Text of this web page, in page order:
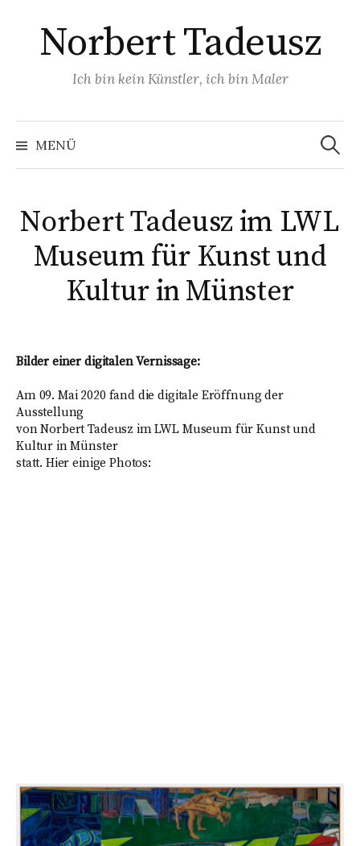
Inhalt
überspringen
Norbert Tadeusz
Ich bin kein Künstler, ich bin Maler
MENÜ
Suchen
nach:
Norbert Tadeusz im LWL
Museum für Kunst und
Kultur in Münster
Bilder einer digitalen Vernissage:
Am 09. Mai 2020 fand die digitale Eröffnung der
Ausstellung
von Norbert Tadeusz im LWL Museum für Kunst und
Kultur in Münster
statt. Hier einige Photos: